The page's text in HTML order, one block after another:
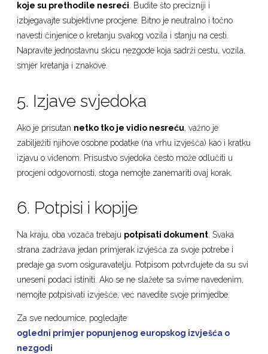
koje su prethodile nesreći. Budite što precizniji i
izbjegavajte subjektivne procjene. Bitno je neutralno i točno
navesti činjenice o kretanju svakog vozila i stanju na cesti.
Napravite jednostavnu skicu nezgode koja sadrži cestu, vozila,
smjer kretanja i znakove.
5. Izjave svjedoka
Ako je prisutan netko tko je vidio nesreću, važno je
zabilježiti njihove osobne podatke (na vrhu izvješća) kao i kratku
izjavu o viđenom. Prisustvo svjedoka često može odlučiti u
procjeni odgovornosti, stoga nemojte zanemariti ovaj korak.
6. Potpisi i kopije
Na kraju, oba vozača trebaju potpisati dokument . Svaka
strana zadržava jedan primjerak izvješća za svoje potrebe i
predaje ga svom osiguravatelju. Potpisom potvrđujete da su svi
uneseni podaci istiniti. Ako se ne slažete sa svime navedenim,
nemojte potpisivati izvješće, već navedite svoje primjedbe.
Za sve nedoumice, pogledajte
ogledni primjer popunjenog europskog izvješća o
nezgodi